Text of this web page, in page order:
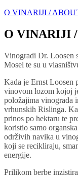
O VINARIJI /
O VINARIJI
Vinogradi Dr. Loosen
Mosel te su u
Kada je Ernst Loosen
vinovom lozom kojoj
položajima vinograda
vrhunskih Rislinga.
prinos po hektaru te
koristio samo
održivih navika u
koji se recikliraju,
energije.
Prilikom berbe